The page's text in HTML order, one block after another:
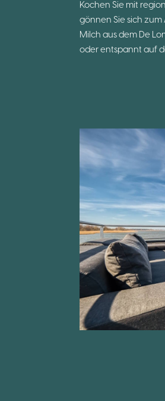
Kochen Sie mit
gönnen Sie sich
Milch aus dem De
oder entspannt auf